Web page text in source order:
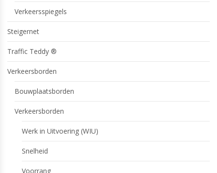
Verkeersspiegels
Steigernet
Traffic Teddy ®
Verkeersborden
Bouwplaatsborden
Verkeersborden
Werk in Uitvoering (WIU)
Snelheid
Voorrang